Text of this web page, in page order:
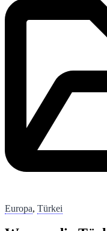
Europa, Türkei